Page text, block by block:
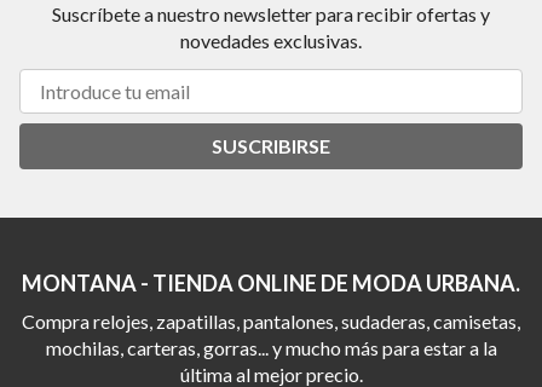
Suscríbete a nuestro newsletter para recibir ofertas y
novedades exclusivas.
SUSCRIBIRSE
MONTANA - TIENDA ONLINE DE MODA URBANA.
Compra relojes, zapatillas, pantalones, sudaderas, camisetas,
mochilas, carteras, gorras... y mucho más para estar a la
última al mejor precio.